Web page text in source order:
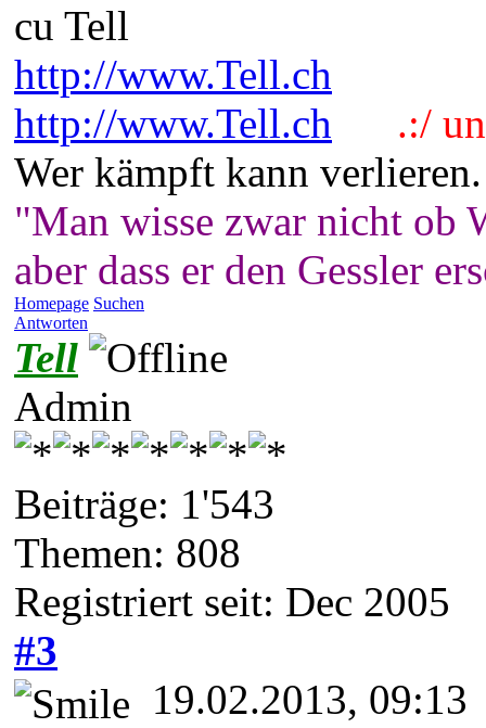
cu Tell
http://www.Tell.ch
http://www.Tell.ch
.:/
Wer kämpft kann
"Man wisse zwar nicht ob
aber dass er den Gessler
Homepage Suchen
Antworten
Tell
Admin
Beiträge: 1'543
Themen: 808
Registriert seit: Dec 2005
#3
19.02.2013, 09:13